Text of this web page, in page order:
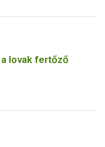
lovak fertőző